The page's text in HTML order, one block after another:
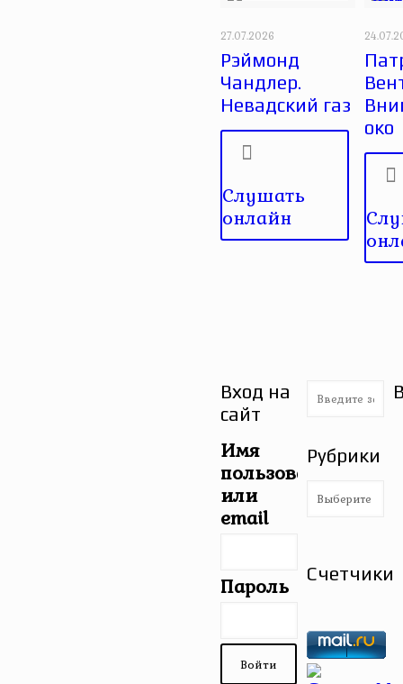
27.07.2026
Рэймонд
Чандлер.
Невадский газ
Слушать
онлайн
око
Вход на
сайт
Имя
пользователя
или
email
Пароль
Рубрики
Рубрики
Счетчики